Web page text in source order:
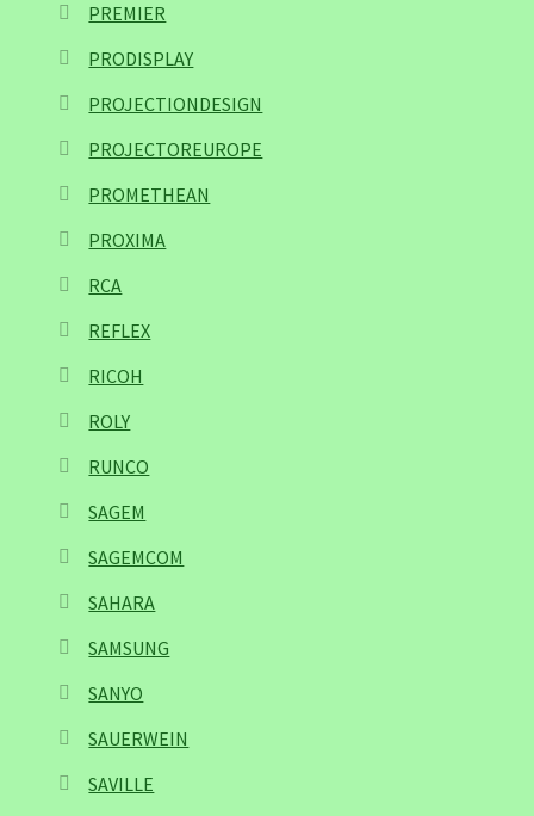
PREMIER
PRODISPLAY
PROJECTIONDESIGN
PROJECTOREUROPE
PROMETHEAN
PROXIMA
RCA
REFLEX
RICOH
ROLY
RUNCO
SAGEM
SAGEMCOM
SAHARA
SAMSUNG
SANYO
SAUERWEIN
SAVILLE